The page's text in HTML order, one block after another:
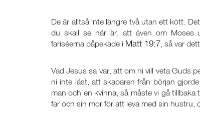
De är alltså inte längre två utan ett kött.
du skall se här är, att även om Moses
fariséerna påpekade i Matt 19:7, så var
Vad Jesus sa var, att om ni vill veta Guds
ni inte läst, att skaparen från början
man och en kvinna, så måste vi gå
far och sin mor för att leva med sin hustru,